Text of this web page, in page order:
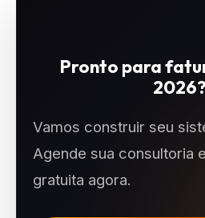
Pronto para
2026?
Vamos construir seu
Agende sua consultoria
gratuita agora.